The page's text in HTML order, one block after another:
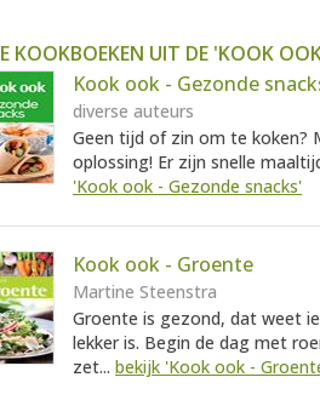
KOOKBOEKEN UIT DE 'KOOK
Kook ook - Gezonde
diverse auteurs
Geen tijd of zin om te koken?
oplossing! Er zijn snelle
'Kook ook - Gezonde snacks'
Kook ook - Groente
Martine Steenstra
Groente is gezond, dat weet
lekker is. Begin de dag met
zet... bekijk 'Kook ook -